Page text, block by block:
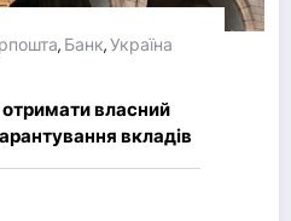
, Банк,Україна
власний
вкладів